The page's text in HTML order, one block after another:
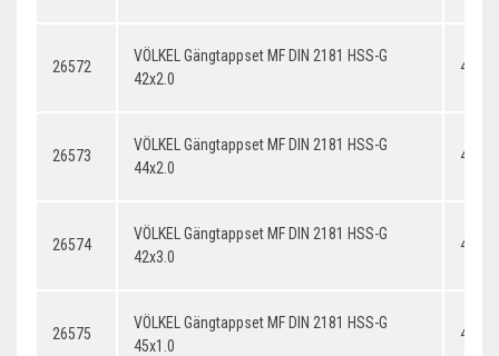
26572
VÖLKEL Gängtappset MF DIN 2181 HSS-G
42x2.0
26573
VÖLKEL Gängtappset MF DIN 2181 HSS-G
44x2.0
26574
VÖLKEL Gängtappset MF DIN 2181 HSS-G
42x3.0
26575
VÖLKEL Gängtappset MF DIN 2181 HSS-G
45x1.0